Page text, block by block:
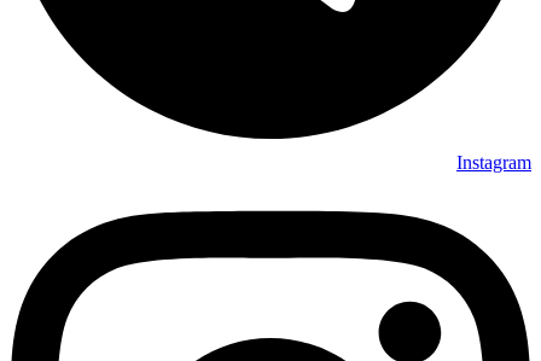
Instagram